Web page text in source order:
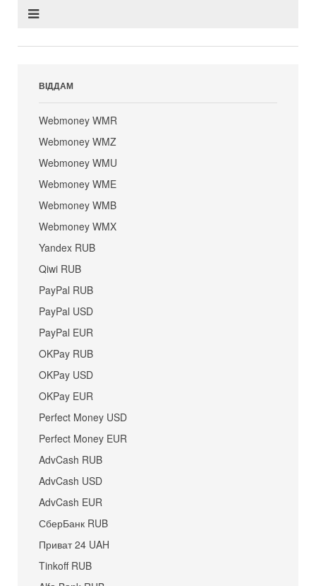
ВІДДАМ
Webmoney WMR
Webmoney WMZ
Webmoney WMU
Webmoney WME
Webmoney WMB
Webmoney WMX
Yandex RUB
Qiwi RUB
PayPal RUB
PayPal USD
PayPal EUR
OKPay RUB
OKPay USD
OKPay EUR
Perfect Money USD
Perfect Money EUR
AdvCash RUB
AdvCash USD
AdvCash EUR
СберБанк RUB
Приват 24 UAH
Tinkoff RUB